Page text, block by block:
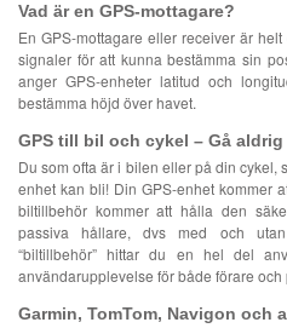
Vad är en GPS-mottagare?
En GPS-mottagare eller receiver är
signaler för att kunna bestämma sin
anger GPS-enheter latitud och
bestämma höjd över havet.
GPS till bil och cykel – Gå
Du som ofta är i bilen eller på din cykel,
enhet kan bli! Din GPS-enhet kommer
biltillbehör kommer att hålla den
passiva hållare, dvs med och utan
“biltillbehör” hittar du en hel del
användarupplevelse för både förare och
Garmin, TomTom, Navigon och